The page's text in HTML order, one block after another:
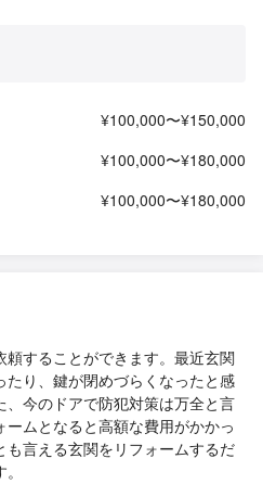
¥100,000〜¥150,000
¥100,000〜¥180,000
¥100,000〜¥180,000
することができます。最近玄関
り、鍵が閉めづらくなったと感
、今のドアで防犯対策は万全と言
ムとなると高額な費用がかかっ
言える玄関をリフォームするだ